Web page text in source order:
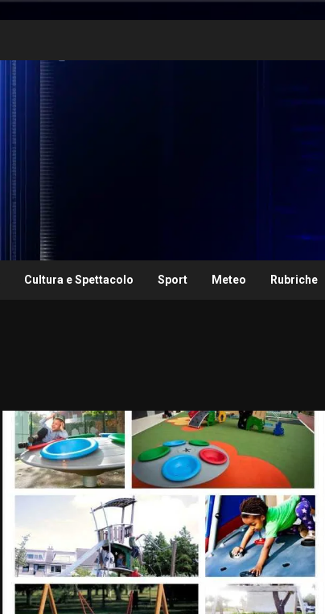
Cultura e Spettacolo Sport Meteo Rubriche